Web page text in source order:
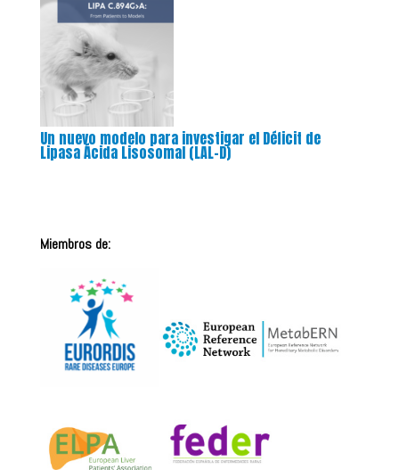
Un nuevo modelo para investigar el Déficit de
Lipasa Ácida Lisosomal (LAL-D)
Miembros de: